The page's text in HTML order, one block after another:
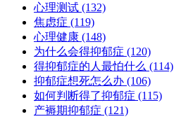
心理测试 (132)
焦虑症 (119)
心理健康 (148)
为什么会得抑郁症 (120)
得抑郁症的人最怕什么 (114)
抑郁症想死怎么办 (106)
如何判断得了抑郁症 (115)
产褥期抑郁症 (121)